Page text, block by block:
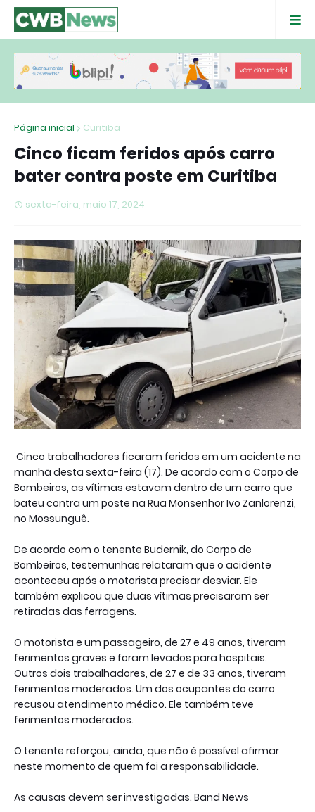
Página inicial Curitiba
Cinco ficam feridos após carro
bater contra poste em Curitiba
sexta-feira, maio 17, 2024
Cinco trabalhadores ficaram feridos em um acidente na
manhã desta sexta-feira (17). De acordo com o Corpo de
Bombeiros, as vítimas estavam dentro de um carro que
bateu contra um poste na Rua Monsenhor Ivo Zanlorenzi,
no Mossunguê.
De acordo com o tenente Budernik, do Corpo de
Bombeiros, testemunhas relataram que o acidente
aconteceu após o motorista precisar desviar. Ele
também explicou que duas vítimas precisaram ser
retiradas das ferragens.
O motorista e um passageiro, de 27 e 49 anos, tiveram
ferimentos graves e foram levados para hospitais.
Outros dois trabalhadores, de 27 e de 33 anos, tiveram
ferimentos moderados. Um dos ocupantes do carro
recusou atendimento médico. Ele também teve
ferimentos moderados.
O tenente reforçou, ainda, que não é possível afirmar
neste momento de quem foi a responsabilidade.
As causas devem ser investigadas. Band News